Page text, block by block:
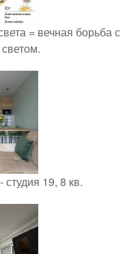
= вечная борьба с
19, 8 кв.